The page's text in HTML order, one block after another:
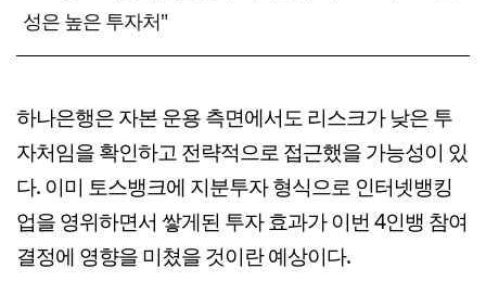
성은 높은 투자처"
하나은행은 자본 운용 측면에서도 리스크가 낮은 투
자처임을 확인하고 전략적으로 접근했을 가능성이 있
다. 이미 토스뱅크에 지분투자 형식으로 인터넷뱅킹
업을 영위하면서 쌓게된 투자 효과가 이번 4인뱅 참여
결정에 영향을 미쳤을 것이란 예상이다.